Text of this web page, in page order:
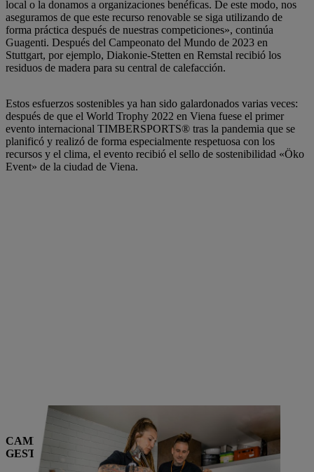
local o la donamos a organizaciones benéficas. De este modo, nos
aseguramos de que este recurso renovable se siga utilizando de
forma práctica después de nuestras competiciones», continúa
Guagenti. Después del Campeonato del Mundo de 2023 en
Stuttgart, por ejemplo, Diakonie-Stetten en Remstal recibió los
residuos de madera para su central de calefacción.
Estos esfuerzos sostenibles ya han sido galardonados varias veces:
después de que el World Trophy 2022 en Viena fuese el primer
evento internacional TIMBERSPORTS® tras la pandemia que se
planificó y realizó de forma especialmente respetuosa con los
recursos y el clima, el evento recibió el sello de sostenibilidad «Öko
Event» de la ciudad de Viena.
Catering sostenible en el World Trophy 2022 en Viena
CAMPEONATO DEL MUNDO 2023: HITO EN LA
GESTIÓN SOSTENIBLE DE EVENTOS